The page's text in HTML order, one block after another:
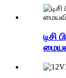
டிசி